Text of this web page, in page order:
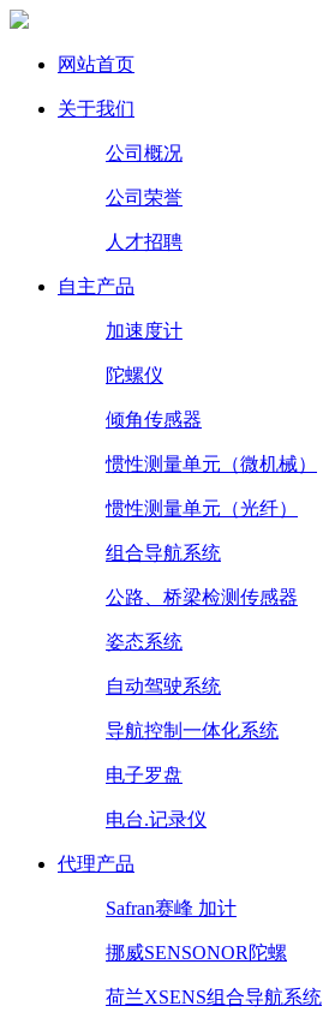
网站首页
关于我们
公司概况
公司荣誉
人才招聘
自主产品
加速度计
陀螺仪
倾角传感器
惯性测量单元（微机械）
惯性测量单元（光纤）
组合导航系统
公路、桥梁检测传感器
姿态系统
自动驾驶系统
导航控制一体化系统
电子罗盘
电台.记录仪
代理产品
Safran赛峰 加计
挪威SENSONOR陀螺
荷兰XSENS组合导航系统